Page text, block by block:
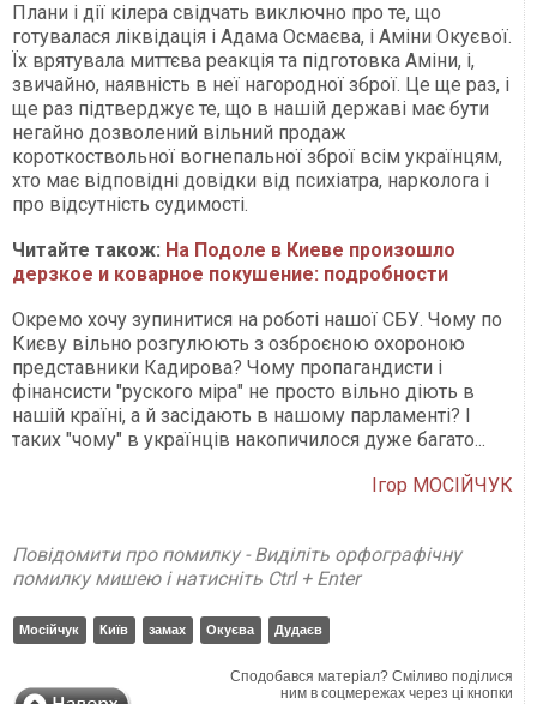
Плани і дії кілера свідчать виключно про те, що
готувалася ліквідація і Адама Осмаєва, і Аміни Окуєвої.
Їх врятувала миттєва реакція та підготовка Аміни, і,
звичайно, наявність в неї нагородної зброї. Це ще раз, і
ще раз підтверджує те, що в нашій державі має бути
негайно дозволений вільний продаж
короткоствольної вогнепальної зброї всім українцям,
хто має відповідні довідки від психіатра, нарколога і
про відсутність судимості.
Читайте також: На Подоле в Киеве произошло
дерзкое и коварное покушение: подробности
Окремо хочу зупинитися на роботі нашої СБУ. Чому по
Києву вільно розгулюють з озброєною охороною
представники Кадирова? Чому пропагандисти і
фінансисти "руского міра" не просто вільно діють в
нашій країні, а й засідають в нашому парламенті? І
таких "чому" в українців накопичилося дуже багато...
Ігор МОСІЙЧУК
Повідомити про помилку - Виділіть орфографічну
помилку мишею і натисніть Ctrl + Enter
Мосійчук Київ замах Окуєва Дудаєв
Сподобався матеріал? Сміливо поділися
ним в соцмережах через ці кнопки